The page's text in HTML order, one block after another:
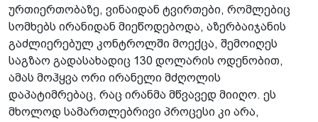
ურთიერთობაზე, ვინაიდან ტვირთები, რომლებიც
სომხებს ირანიდან მიეწოდებოდა, აზერბაიჯანის
გაძლიერებულ კონტროლში მოექცა, შემოიღეს
საგზაო გადასახადიც 130 დოლარის ოდენობით,
ამას მოჰყვა ორი ირანელი მძღოლის
დაპატიმრებაც, რაც ირანმა მწვავედ მიიღო. ეს
მხოლოდ სამართლებრივი პროცესი კი არა,